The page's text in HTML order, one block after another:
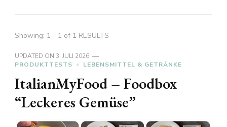
Showing: 1 - 1 of 1 RESULTS
UPDATED ON 3. JULI 2026
PRODUKTTESTS
LEBENSMITTEL & GETRÄNKE
ItalianMyFood – Foodbox
“Leckeres Gemüse”